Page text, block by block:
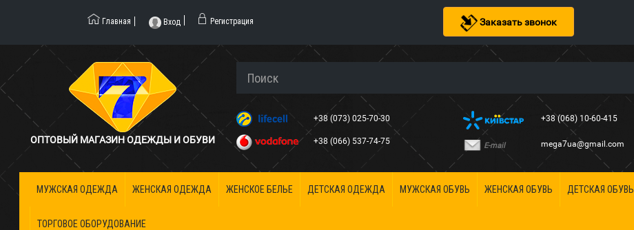
Заказать звонок
Главная Вход Регистрация
ОПТОВЫЙ МАГАЗИН ОДЕЖДЫ И ОБУВИ
+38 (073) 025-70-30
+38 (066) 537-74-75
+38 (068) 10-60-415
E-mail mega7ua@gmail.com
МУЖСКАЯ ОДЕЖДА ЖЕНСКАЯ ОДЕЖДА ЖЕНСКОЕ БЕЛЬЕ ДЕТСКАЯ ОДЕЖДА МУЖСКАЯ ОБУВЬ ЖЕНСКАЯ ОБУВЬ ДЕТСКАЯ ОБУВЬ
ТОРГОВОЕ ОБОРУДОВАНИЕ